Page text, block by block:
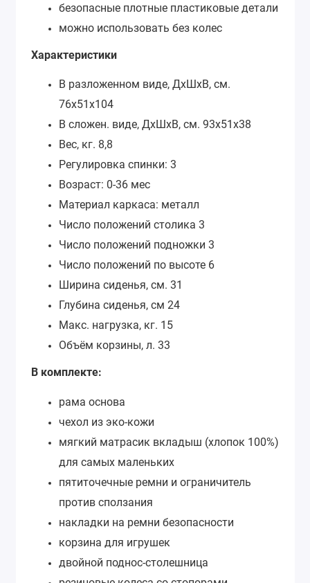
безопасные плотные пластиковые детали
можно использовать без колес
Характеристики
В разложенном виде, ДхШхВ, см.
76х51х104
В сложен. виде, ДхШхВ, см. 93х51х38
Вес, кг. 8,8
Регулировка спинки: 3
Возраст: 0-36 мес
Материал каркаса: металл
Число положений столика 3
Число положений подножки 3
Число положений по высоте 6
Ширина сиденья, см. 31
Глубина сиденья, см 24
Макс. нагрузка, кг. 15
Объём корзины, л. 33
В комплекте:
рама основа
чехол из эко-кожи
мягкий матрасик вкладыш (хлопок 100%)
для самых маленьких
пятиточечные ремни и ограничитель
против сползания
накладки на ремни безопасности
корзина для игрушек
двойной поднос-столешница